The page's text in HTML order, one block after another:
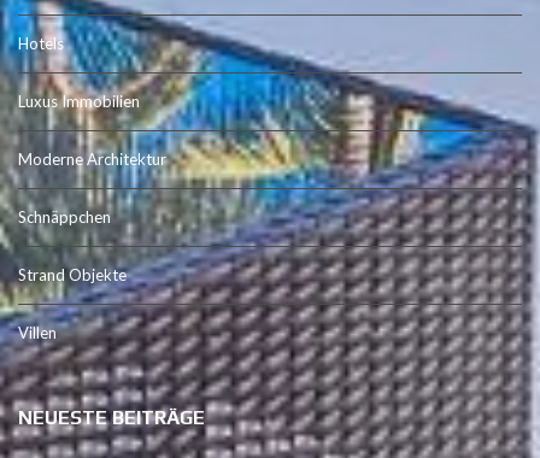
Hotels
Luxus Immobilien
Moderne Architektur
Schnäppchen
Strand Objekte
Villen
NEUESTE BEITRÄGE